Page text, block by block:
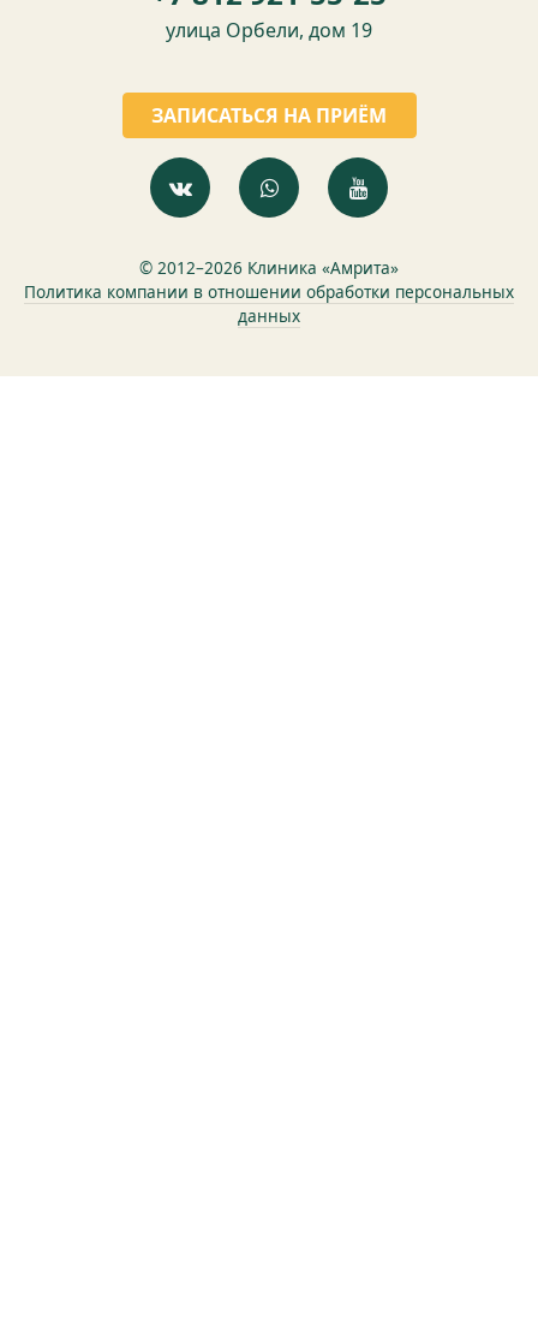
улица Орбели, дом 19
ЗАПИСАТЬСЯ НА ПРИЁМ
© 2012–2026 Клиника «Амрита»
Политика компании в отношении обработки персональных
данных